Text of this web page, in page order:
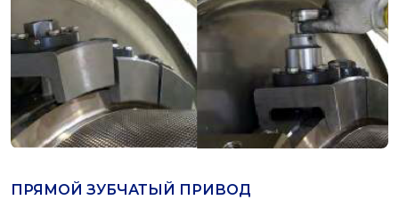
ПРЯМОЙ ЗУБЧАТЫЙ ПРИВОД